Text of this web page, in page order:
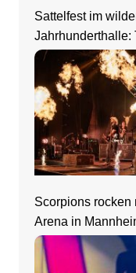
Sattelfest im
Jahrhunderthalle:
Frankfurt
Scorpions rocken
Arena in